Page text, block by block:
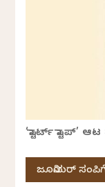
‘ಸ್ಟಾರ್ಟ್ ಸ್ಟಾಪ್’
ಜೂನಿಯರ್